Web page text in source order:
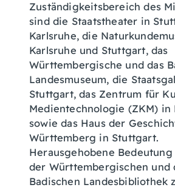
Zuständigkeitsbereich des
sind die Staatstheater in
Karlsruhe, die
Karlsruhe und Stuttgart, das
Württembergische und das
Landesmuseum, die
Stuttgart, das Zentrum für
Medientechnologie (ZKM) in
sowie das Haus der
Württemberg in Stuttgart.
Herausgehobene
der Württembergischen und
Badischen Landesbibliothek